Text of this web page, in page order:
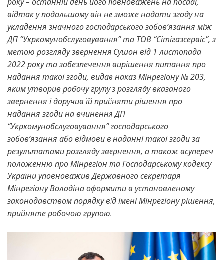
року – останній день його повноважень на посаді,
відтак у подальшому він не зможе надати згоду на
укладення значного господарського зобов’язання між
ДП “Укркомунобслуговування” та ТОВ “Сітігазсервіс”, з
метою розгляду звернення Сушон від 1 листопада
2022 року та забезпечення вирішення питання про
надання такої згоди, видав наказ Мінрегіону № 203,
яким утворив робочу групу з розгляду вказаного
звернення і доручив їй прийняти рішення про
надання згоди на вчинення ДП
“Укркомунобслуговування” господарського
зобов’язання або відмови в наданні такої згоди за
результатами розгляду звернення, а також всупереч
положенню про Мінрегіон та Господарському кодексу
України уповноважив Державного секретаря
Мінрегіону Володіна оформити в установленому
законодавством порядку від імені Мінрегіону рішення,
прийняте робочою групою.